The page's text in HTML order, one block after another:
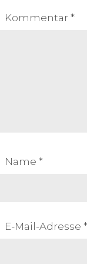
Kommentar *
Name *
E-Mail-Adresse *